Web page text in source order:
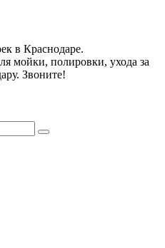
в Краснодаре.
мойки, полировки, ухода за
Звоните!